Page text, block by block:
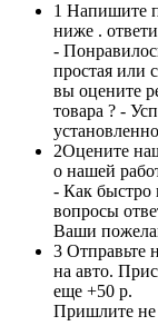
1 Напишите
ниже .
-
простая или
вы оцените
товара ? -
2Оцените
о нашей
- Как быстро
вопросы
Ваши
3 Отправьте
на авто.
еще +50 р.
Пришлите не